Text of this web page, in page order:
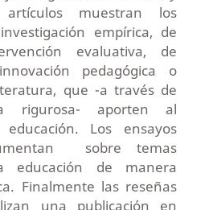
muestran los
empírica, de
evaluativa, de
pedagógica o
que -a través de
rigurosa- aporten al
Los ensayos
sobre temas
educación de manera
Finalmente las reseñas
una publicación en